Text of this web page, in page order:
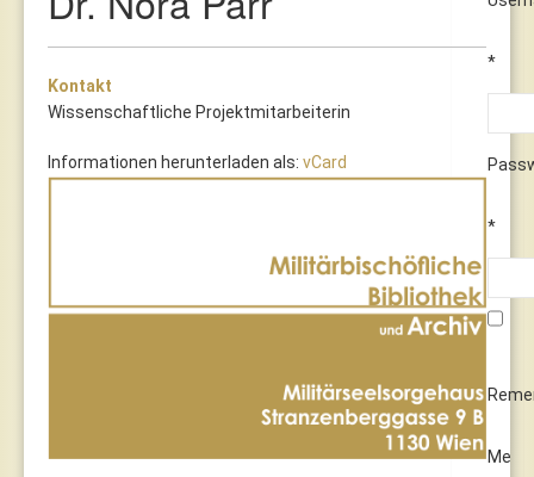
*
*
Me
Kontakt
Wissenschaftliche Projektmitarbeiterin
Informationen herunterladen als: vCard